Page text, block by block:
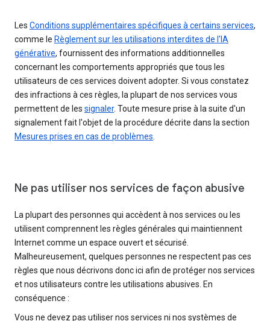
Les Conditions supplémentaires spécifiques à certains services,
comme le Règlement sur les utilisations interdites de l'IA
générative, fournissent des informations additionnelles
concernant les comportements appropriés que tous les
utilisateurs de ces services doivent adopter. Si vous constatez
des infractions à ces règles, la plupart de nos services vous
permettent de les signaler. Toute mesure prise à la suite d'un
signalement fait l'objet de la procédure décrite dans la section
Mesures prises en cas de problèmes.
Ne pas utiliser nos services de façon abusive
La plupart des personnes qui accèdent à nos services ou les
utilisent comprennent les règles générales qui maintiennent
Internet comme un espace ouvert et sécurisé.
Malheureusement, quelques personnes ne respectent pas ces
règles que nous décrivons donc ici afin de protéger nos services
et nos utilisateurs contre les utilisations abusives. En
conséquence :
Vous ne devez pas utiliser nos services ni nos systèmes de